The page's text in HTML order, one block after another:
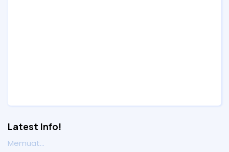
Latest Info!
Memuat...